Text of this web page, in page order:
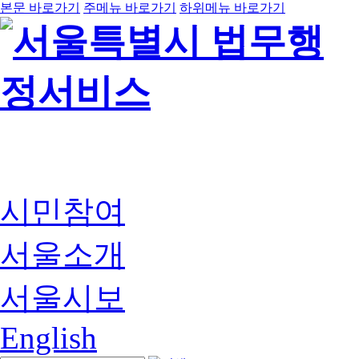
본문 바로가기 주메뉴 바로가기 하위메뉴 바로가기
시민참여
서울소개
서울시보
English